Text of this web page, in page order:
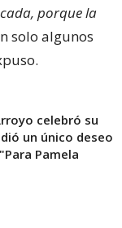
porque la
solo algunos
celebró su
un único deseo
Pamela